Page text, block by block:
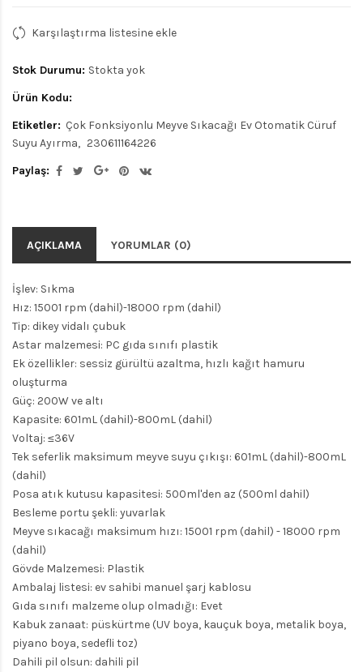
Karşılaştırma listesine ekle
Stok Durumu: Stokta yok
Ürün Kodu:
Etiketler: Çok Fonksiyonlu Meyve Sıkacağı Ev Otomatik Cüruf
Suyu Ayırma
230611164226
Paylaş:
AÇIKLAMA YORUMLAR (0)
İşlev: Sıkma
Hız: 15001 rpm (dahil)-18000 rpm (dahil)
Tip: dikey vidalı çubuk
Astar malzemesi: PC gıda sınıfı plastik
Ek özellikler: sessiz gürültü azaltma, hızlı kağıt hamuru
oluşturma
Güç: 200W ve altı
Kapasite: 601mL (dahil)-800mL (dahil)
Voltaj: ≤36V
Tek seferlik maksimum meyve suyu çıkışı: 601mL (dahil)-800mL
(dahil)
Posa atık kutusu kapasitesi: 500ml'den az (500ml dahil)
Besleme portu şekli: yuvarlak
Meyve sıkacağı maksimum hızı: 15001 rpm (dahil) - 18000 rpm
(dahil)
Gövde Malzemesi: Plastik
Ambalaj listesi: ev sahibi manuel şarj kablosu
Gıda sınıfı malzeme olup olmadığı: Evet
Kabuk zanaat: püskürtme (UV boya, kauçuk boya, metalik boya,
piyano boya, sedefli toz)
Dahili pil olsun: dahili pil